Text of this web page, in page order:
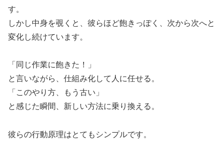
す。
しかし中身を覗くと、彼らほど飽きっぽく、次から次へと
変化し続けています。
「同じ作業に飽きた！」
と言いながら、仕組み化して人に任せる。
「このやり方、もう古い」
と感じた瞬間、新しい方法に乗り換える。
彼らの行動原理はとてもシンプルです。